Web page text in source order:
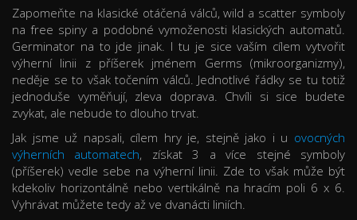
Zapomeňte na klasické otáčená válců, wild a scatter symboly
na free spiny a podobné vymoženosti klasických automatů.
Germinator na to jde jinak. I tu je sice vaším cílem vytvořit
výherní linii z příšerek jménem Germs (mikroorganizmy),
neděje se to však točením válců. Jednotlivé řádky se tu totiž
jednoduše vyměňují, zleva doprava. Chvíli si sice budete
zvykat, ale nebude to dlouho trvat.
Jak jsme už napsali, cílem hry je, stejně jako i u ovocných
výherních automatech, získat 3 a více stejné symboly
(příšerek) vedle sebe na výherní linii. Zde to však může být
kdekoliv horizontálně nebo vertikálně na hracím poli 6 x 6.
Vyhrávat můžete tedy až ve dvanácti liniích.